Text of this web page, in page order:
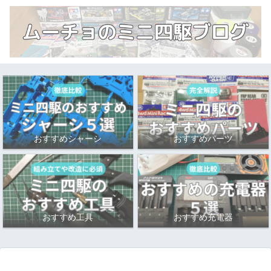
おすすめシャーシ おすすめパーツ
おすすめ工具 おすすめ充電器